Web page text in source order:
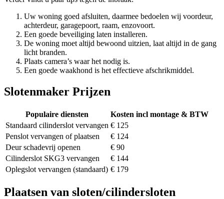
Uw woning goed afsluiten, daarmee bedoelen wij voordeur,
achterdeur, garagepoort, raam, enzovoort.
Een goede beveiliging laten installeren.
De woning moet altijd bewoond uitzien, laat altijd in de gang
licht branden.
Plaats camera’s waar het nodig is.
Een goede waakhond is het effectieve afschrikmiddel.
Slotenmaker Prijzen
Populaire diensten
Kosten incl montage & BTW
Standaard cilinderslot vervangen € 125
Penslot vervangen of plaatsen
€ 124
Deur schadevrij openen
€ 90
Cilinderslot SKG3 vervangen
€ 144
Oplegslot vervangen (standaard) € 179
Plaatsen van sloten/cilindersloten